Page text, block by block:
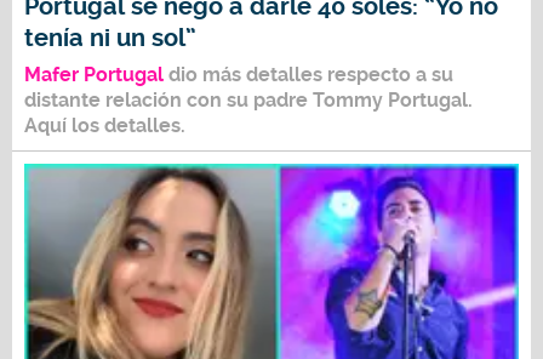
Portugal se negó a darle 40 soles: “Yo no
tenía ni un sol”
Mafer Portugal dio más detalles respecto a su
distante relación con su padre Tommy Portugal.
Aquí los detalles.